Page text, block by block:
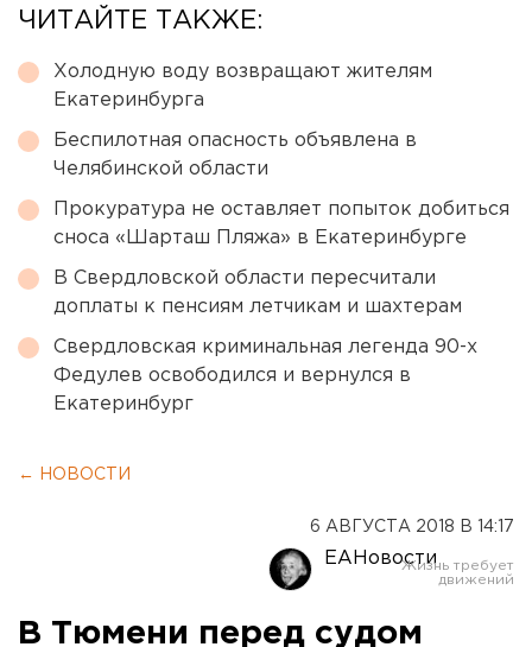
ЧИТАЙТЕ ТАКЖЕ:
Холодную воду возвращают жителям
Екатеринбурга
Беспилотная опасность объявлена в
Челябинской области
Прокуратура не оставляет попыток добиться
сноса «Шарташ Пляжа» в Екатеринбурге
В Свердловской области пересчитали
доплаты к пенсиям летчикам и шахтерам
Свердловская криминальная легенда 90-х
Федулев освободился и вернулся в
Екатеринбург
← НОВОСТИ
6 АВГУСТА 2018 В 14:17
ЕАНовости
В Тюмени перед судом